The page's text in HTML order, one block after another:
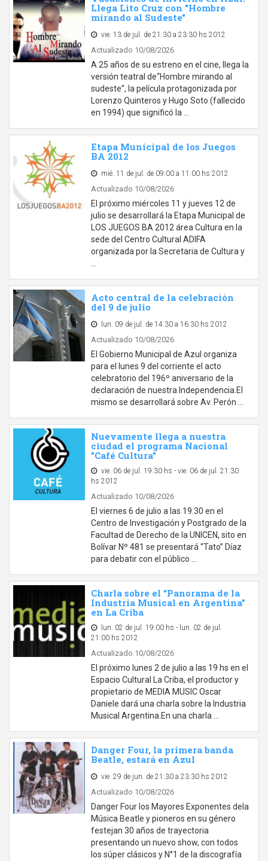
Llega Lito Cruz con "Hombre
mirando al Sudeste"
vie. 13 de jul. de 21:30 a 23:30 hs 2012
Actualizado 10/08/2026
A 25 años de su estreno en el cine, llega la
versión teatral de“Hombre mirando al
sudeste”, la película protagonizada por
Lorenzo Quinteros y Hugo Soto (fallecido
en 1994) que significó la …
Etapa Municipal de los Juegos
BA 2012
mié. 11 de jul. de 09:00 a 11:00 hs 2012
Actualizado 10/08/2026
El próximo miércoles 11 y jueves 12 de
julio se desarrollará la Etapa Municipal de
LOS JUEGOS BA 2012 área Cultura en la
sede del Centro Cultural ADIFA
organizada por la Secretaria de Cultura y
Acto central de la celebración
del 9 de julio
lun. 09 de jul. de 14:30 a 16:30 hs 2012
Actualizado 10/08/2026
El Gobierno Municipal de Azul organiza
para el lunes 9 del corriente el acto
celebratorio del 196º aniversario de la
declaración de nuestra Independencia.El
mismo se desarrollará sobre Av. Perón …
Nuevamente llega a nuestra
ciudad el programa Nacional
"Café Cultura"
vie. 06 de jul. 19:30 hs - vie. 06 de jul. 21:30
hs 2012
Actualizado 10/08/2026
El viernes 6 de julio a las 19:30 en el
Centro de Investigación y Postgrado de la
Facultad de Derecho de la UNICEN, sito en
Bolívar Nº 481 se presentará “Tato” Díaz
para debatir con el público …
Charla sobre el “Panorama de la
Industria Musical en Argentina”
en La Criba
lun. 02 de jul. 19:00 hs - lun. 02 de jul.
21:00 hs 2012
Actualizado 10/08/2026
El próximo lunes 2 de julio a las 19 hs en el
Espacio Cultural La Criba, el productor y
propietario de MEDIA MUSIC Oscar
Daniele dará una charla sobre la Industria
Musical Argentina.En una charla …
Danger Four, la primera banda
Beatle, estará en Azul
vie. 29 de jun. de 21:30 a 23:30 hs 2012
Actualizado 10/08/2026
Danger Four los Mayores Exponentes dela
Música Beatle y pioneros en su género
festejan 30 años de trayectoria
presentando un nuevo show, con todos
los súper clásicos y N°1 de la discografía